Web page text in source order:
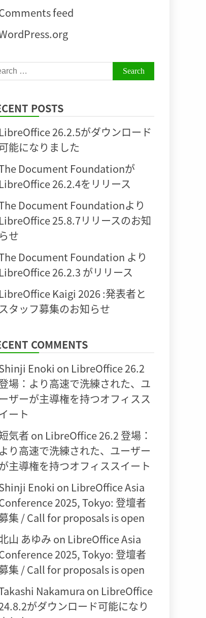
feed
POSTS
LibreOffice 26.2.5がダウンロード
能になりました
Document Foundationが
LibreOffice 26.2.4をリリース
Document Foundationより
LibreOffice 25.8.7リリースのお知
らせ
Document Foundation より
LibreOffice 26.2.3 がリリース
LibreOffice Kaigi 2026 :発表者と
スタッフ募集のお知らせ
COMMENTS
Enoki on LibreOffice 26.2
場：より高速で洗練された、ユ
ーザーが主導権を持つオフィスス
イート
気者 on LibreOffice 26.2 登場：
より高速で洗練された、ユーザー
主導権を持つオフィススイート
Enoki on LibreOffice Asia
2025, Tokyo: 登壇者
集 / Call for proposals is open
山 あゆみ on LibreOffice Asia
2025, Tokyo: 登壇者
集 / Call for proposals is open
Nakamura on LibreOffice
がダウンロード可能になり